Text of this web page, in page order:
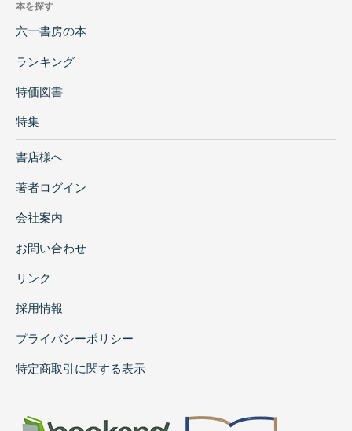
本を探す
六一書房の本
ランキング
特価図書
特集
書店様へ
著者ログイン
会社案内
お問い合わせ
リンク
採用情報
プライバシーポリシー
特定商取引に関する表示